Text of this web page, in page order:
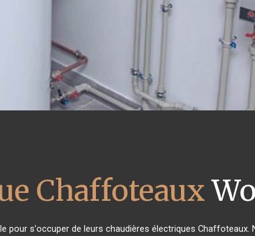
Chaffoteaux
pour s'occuper de leurs chaudières électriques Chaffoteaux.